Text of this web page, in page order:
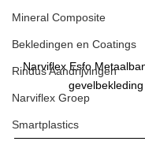
Mineral Composite
Bekledingen en Coatings
Rindus Aandrijvingen
Narviflex Groep
Smartplastics
Narviflex Esfo